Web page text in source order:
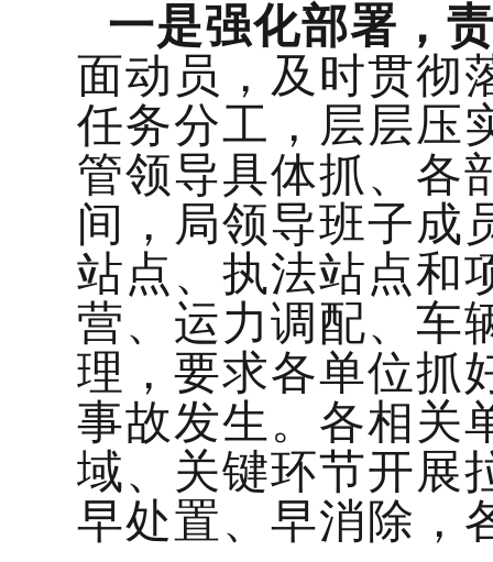
一是强化部署，
面动员，及时贯彻
任务分工，层层压
管领导具体抓、各
间，局领导班子成
站点、执法站点和
营、运力调配、车
理，要求各单位抓
事故发生。各相关
域、关键环节开展
早处置、早消除，